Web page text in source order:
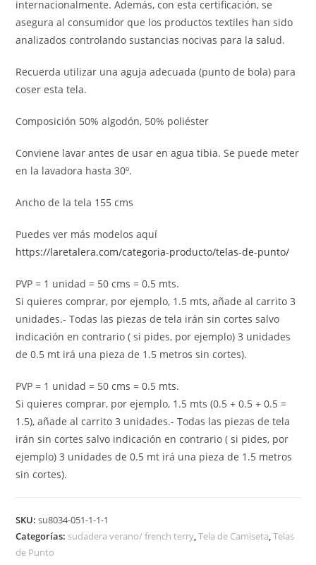
internacionalmente. Además, con esta certificación, se
asegura al consumidor que los productos textiles han sido
analizados controlando sustancias nocivas para la salud.
Recuerda utilizar una aguja adecuada (punto de bola) para
coser esta tela.
Composición 50% algodón, 50% poliéster
Conviene lavar antes de usar en agua tibia. Se puede meter
en la lavadora hasta 30º.
Ancho de la tela 155 cms
Puedes ver más modelos aquí
https://laretalera.com/categoria-producto/telas-de-punto/
PVP = 1 unidad = 50 cms = 0.5 mts.
Si quieres comprar, por ejemplo, 1.5 mts, añade al carrito 3
unidades.- Todas las piezas de tela irán sin cortes salvo
indicación en contrario ( si pides, por ejemplo) 3 unidades
de 0.5 mt irá una pieza de 1.5 metros sin cortes).
PVP = 1 unidad = 50 cms = 0.5 mts.
Si quieres comprar, por ejemplo, 1.5 mts (0.5 + 0.5 + 0.5 =
1.5), añade al carrito 3 unidades.- Todas las piezas de tela
irán sin cortes salvo indicación en contrario ( si pides, por
ejemplo) 3 unidades de 0.5 mt irá una pieza de 1.5 metros
sin cortes).
SKU:su8034-051-1-1-1
Categorías: sudadera verano/ french terry,Tela de Camiseta,Telas
de Punto